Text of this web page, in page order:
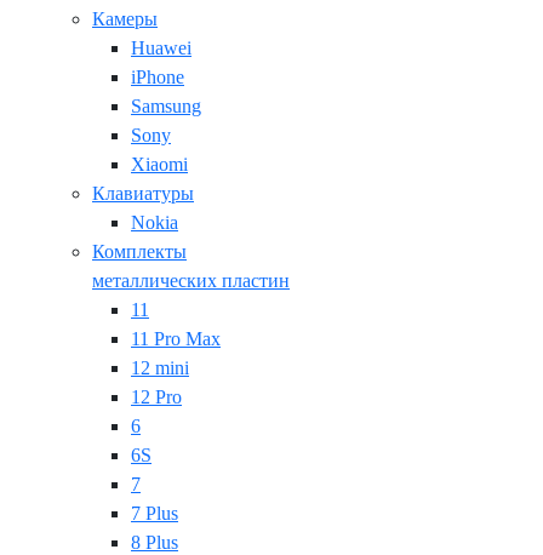
Камеры
Huawei
iPhone
Samsung
Sony
Xiaomi
Клавиатуры
Nokia
Комплекты
металлических пластин
11
11 Pro Max
12 mini
12 Pro
6
6S
7
7 Plus
8 Plus